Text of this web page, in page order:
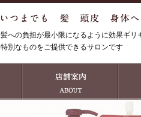
髪への負担が最小限になるように効果ギ
特別なものをご提供できるサロンです